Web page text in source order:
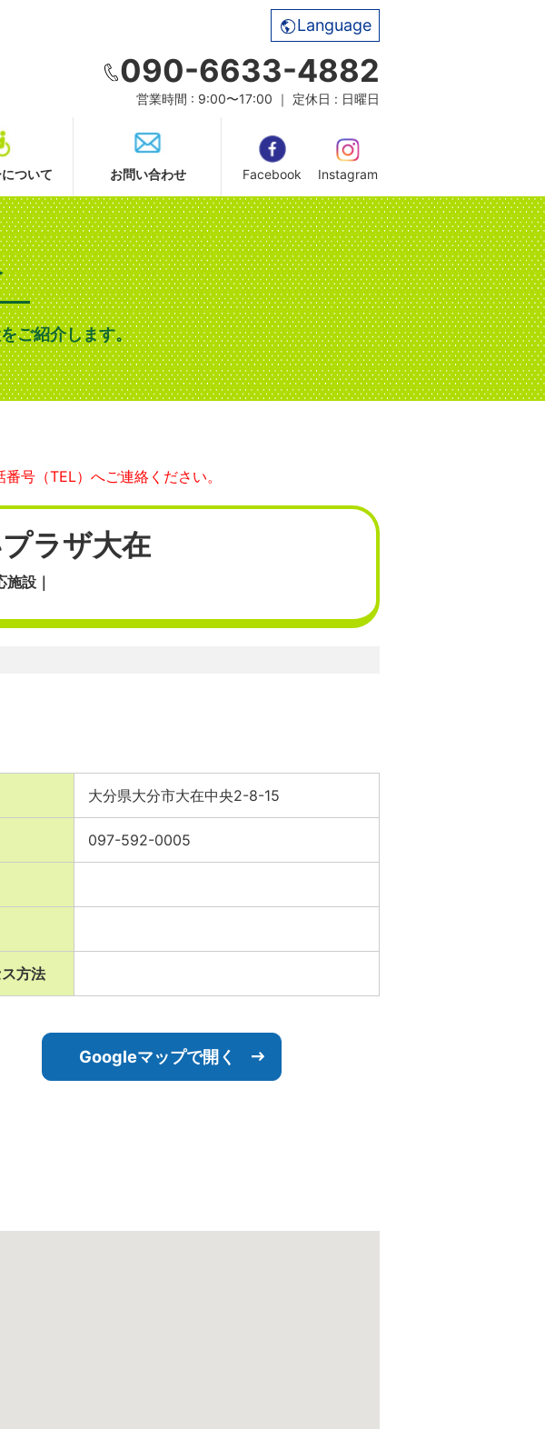
Language
090-6633-4882
営業時間 : 9:00〜17:00 ｜ 定休日 : 日曜日
ついて お問い合わせ Facebook Instagram
ご紹介します。
号（TEL）へご連絡ください。
ラザ大在
設｜
大分県大分市大在中央2-8-15
097-592-0005
方法
Googleマップで開く